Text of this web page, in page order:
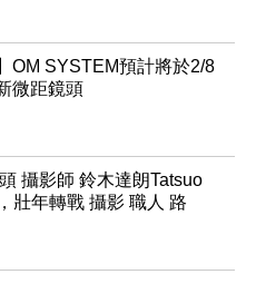
OM SYSTEM預計將於2/8
微距鏡頭
攝影師 鈴木達朗Tatsuo
壯年轉戰 攝影 職人 路